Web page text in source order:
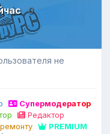
0
не
Супермодератор
Редактор
PREMIUM